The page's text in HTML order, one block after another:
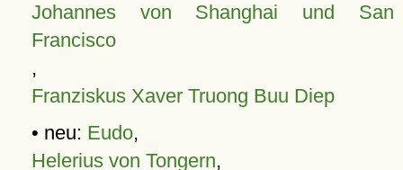
Johannes von Shanghai und San
Francisco
,
Franziskus Xaver Truong Buu Diep
• neu: Eudo,
Helerius von Tongern,